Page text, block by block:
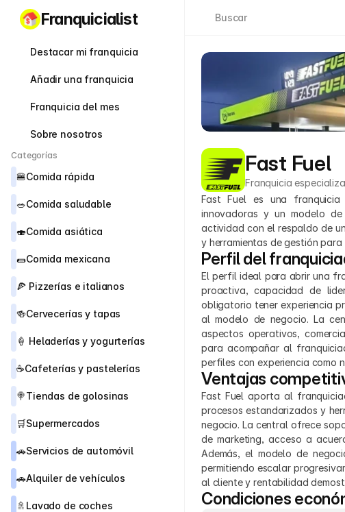
Franquicialist
Destacar mi franquicia
Añadir una franquicia
Franquicia del mes
Sobre nosotros
Categorías
🍔Comida rápida
🥗Comida saludable
🍣Comida asiática
🌯Comida mexicana
🍕 Pizzerías e italianos
🍻Cervecerías y tapas
🍦 Heladerías y yogurterías
☕Cafeterías y pastelerías
🍭Tiendas de golosinas
🛒Supermercados
🚗Servicios de automóvil
🚗Alquiler de vehículos
🚿 Lavado de coches
Buscar
Fast Fuel
Franquicia
Fast Fuel es una franquicia
innovadoras y un modelo
actividad con el respaldo de
y herramientas de gestión
Perfil del
El perfil ideal para abrir una
proactiva, capacidad de
obligatorio tener experiencia
al modelo de negocio. La
aspectos operativos,
para acompañar al
perfiles con experiencia como
Ventajas
Fast Fuel aporta al
procesos estandarizados y
negocio. La central ofrece
de marketing, acceso a
Además, el modelo de
permitiendo escalar
al cliente y rentabilidad
Condiciones